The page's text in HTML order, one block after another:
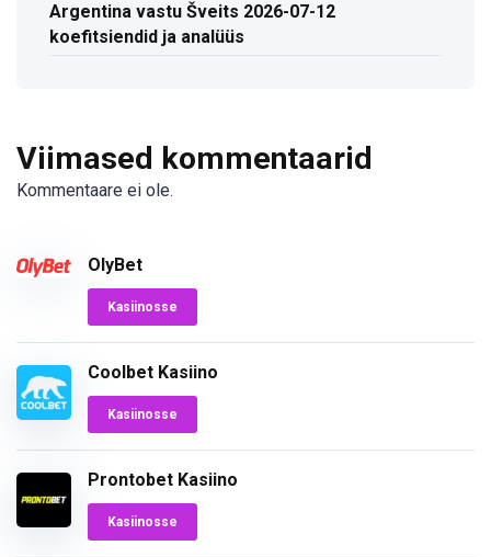
Argentina vastu Šveits 2026-07-12
koefitsiendid ja analüüs
Viimased kommentaarid
Kommentaare ei ole.
OlyBet
Kasiinosse
Coolbet Kasiino
Kasiinosse
Prontobet Kasiino
Kasiinosse